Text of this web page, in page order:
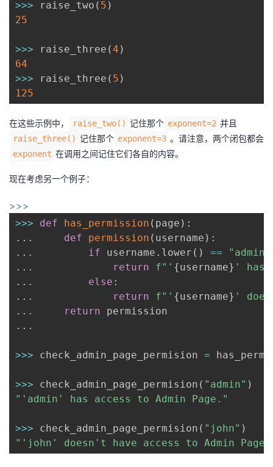
>>> raise_two ( 5 )
25
>>> raise_three (4 )
64
>>> raise_three ( 5 )
125
在这些示例中， raise_two() 记住那个 exponent=2 并且
raise_three() 记住那个 exponent=3 。请注意，两个闭包都会
exponent 在调用之间记住它们各自的内容。
现在考虑另一个例子：
>>>
>>> def has_permission ( page ) :
. . . def permission ( username ) :
. . . if username . lower ( ) == "admin"
. . . return f"' {username} ' has
. . . else :
. . . return f"' {username} '
. . . return
. . .
>>> check_admin_page_permision =
>>> check_admin_page_permision ( "admin" )
"'admin' has access to Admin Page."
>>> check_admin_page_permision ( "john" )
"'john' doesn't have access to Admin